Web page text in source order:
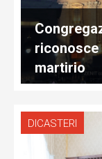
riconosce
martirio
DICASTERI